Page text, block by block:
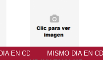
EN CDMX
MISMO DIA EN